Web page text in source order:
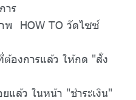
าร
พ HOW TO วัดไซซ์
องการแล้ว ให้กด "สั่ง
ยแล้ว ในหน้า "ชำระเงิน"